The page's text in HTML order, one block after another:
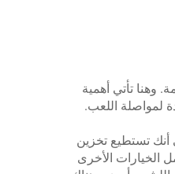
وهنا تأتي أهمية
لمواصلة اللعب.
أنك تستطيع تخزين
الخيارات الأخرى